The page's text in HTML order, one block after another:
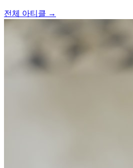
전체 아티클 →